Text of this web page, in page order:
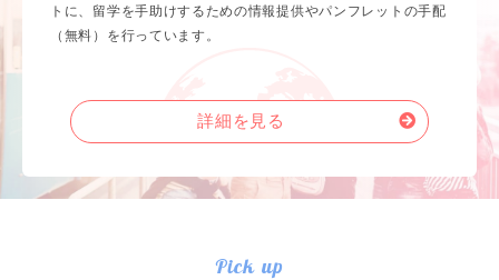
トに、留学を手助けするための情報提供やパンフレットの手配
（無料）を行っています。
詳細を見る
Pick up